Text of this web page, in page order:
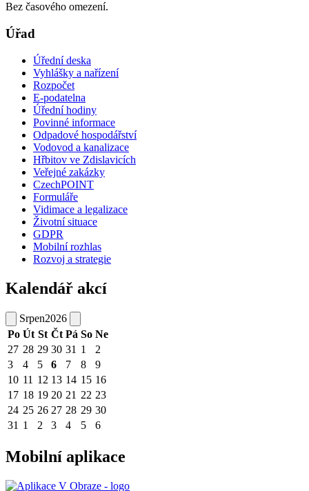
Bez časového omezení.
Úřad
Úřední deska
Vyhlášky a nařízení
Rozpočet
E-podatelna
Úřední hodiny
Povinné informace
Odpadové hospodářství
Vodovod a kanalizace
Hřbitov ve Zdislavicích
Veřejné zakázky
CzechPOINT
Formuláře
Vidimace a legalizace
Životní situace
GDPR
Mobilní rozhlas
Rozvoj a strategie
Kalendář akcí
Srpen2026
Po Út St Čt Pá So Ne
27 28 29 30 31 1
2
3
4 5 6 7 8
9
10 11 12 13 14 15 16
17 18 19 20 21 22 23
24 25 26 27 28 29 30
31 1 2 3 4 5 6
Mobilní aplikace